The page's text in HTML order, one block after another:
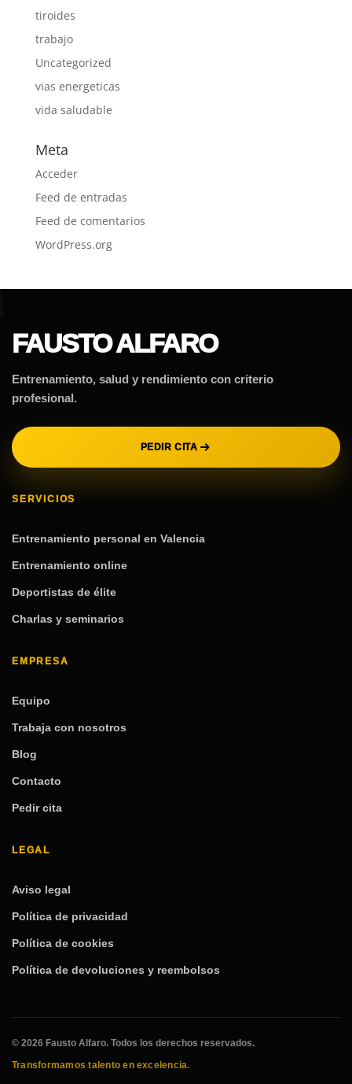
tiroides
trabajo
Uncategorized
vias energeticas
vida saludable
Meta
Acceder
Feed de entradas
Feed de comentarios
WordPress.org
FAUSTO ALFARO
Entrenamiento, salud y rendimiento con criterio
profesional.
PEDIR CITA
SERVICIOS
Entrenamiento personal en Valencia
Entrenamiento online
Deportistas de élite
Charlas y seminarios
EMPRESA
Equipo
Trabaja con nosotros
Blog
Contacto
Pedir cita
LEGAL
Aviso legal
Política de privacidad
Política de cookies
Política de devoluciones y reembolsos
© 2026 Fausto Alfaro. Todos los derechos reservados.
Transformamos talento en excelencia.